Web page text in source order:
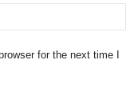
for the next time I